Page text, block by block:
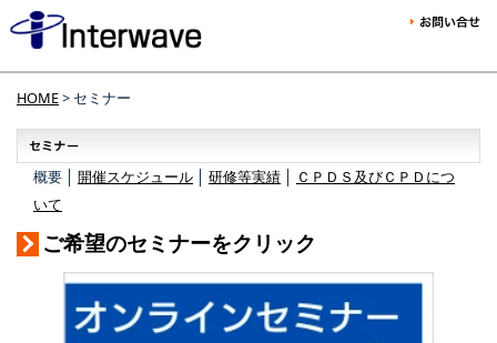
HOME> セミナー
概要 │ 開催スケジュール 研修等実績
ＣＰＤＳ及びＣＰＤにつ
いて
ご希望のセミナーをクリック